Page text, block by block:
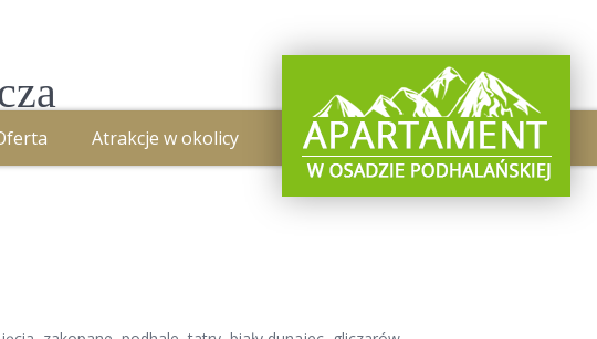
Atrakcje w okolicy